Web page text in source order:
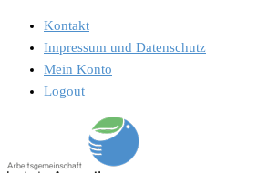
Kontakt
Impressum und Datenschutz
Mein Konto
Logout